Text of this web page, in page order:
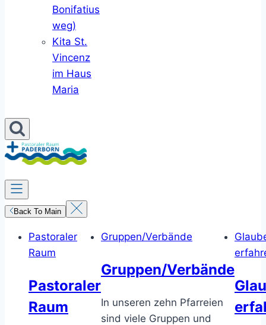
Bonifatius
weg)
Kita St.
Vincenz
im Haus
Maria
Back To Main
Pastoraler
Raum
Pastoraler
Raum
Gruppen/Verbände
Gruppen/Verbände
In unseren zehn Pfarreien
sind viele Gruppen und